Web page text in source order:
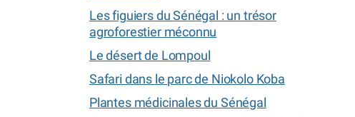
Les figuiers du Sénégal : un trésor
agroforestier méconnu
Le désert de Lompoul
Safari dans le parc de Niokolo Koba
Plantes médicinales du Sénégal